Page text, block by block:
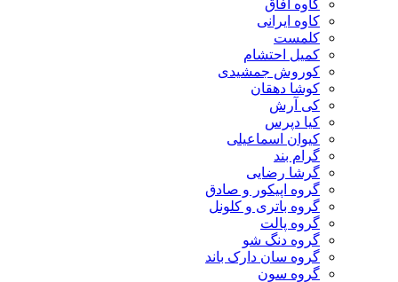
کاوه آفاق
کاوه ایرانی
کلمست
کمیل احتشام
کوروش جمشیدی
کوشا دهقان
کی آرش
کیا دپرس
کیوان اسماعیلی
گرام بند
گرشا رضایی
گروه اپیکور و صادق
گروه باتری و کلونل
گروه پالت
گروه دنگ شو
گروه سان دارک باند
گروه سون